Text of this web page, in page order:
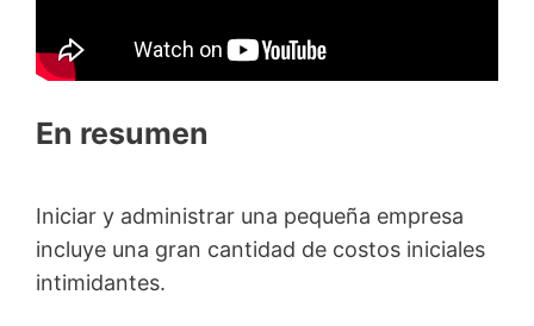
En resumen
Iniciar y administrar una pequeña empresa
incluye una gran cantidad de costos iniciales
intimidantes.